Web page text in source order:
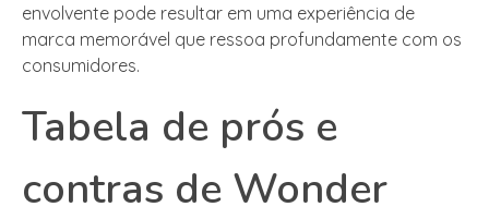
envolvente pode resultar em uma experiência de
marca memorável que ressoa profundamente com os
consumidores.
Tabela de prós e
contras de Wonder